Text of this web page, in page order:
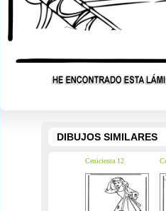
DIBUJOS SIMILARES
Cenicienta 12